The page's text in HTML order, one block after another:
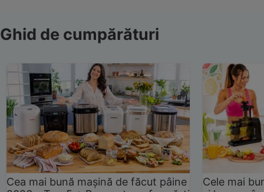
Ghid de cumpărături
Cea mai bună mașină de făcut pâine
Cele mai